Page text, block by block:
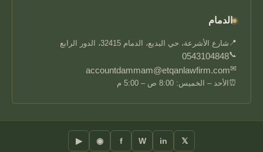
الدمام
📍 شارع الأشرعة، حي البديع، الدمام 32415، الدور الرابع
📞
0543104848
✉
accountdammam@etqanlawfirm.com
⏰ الأحد – الخميس: 8:00 ص – 5:00 م
𝕏
in
W
f
◉
▶